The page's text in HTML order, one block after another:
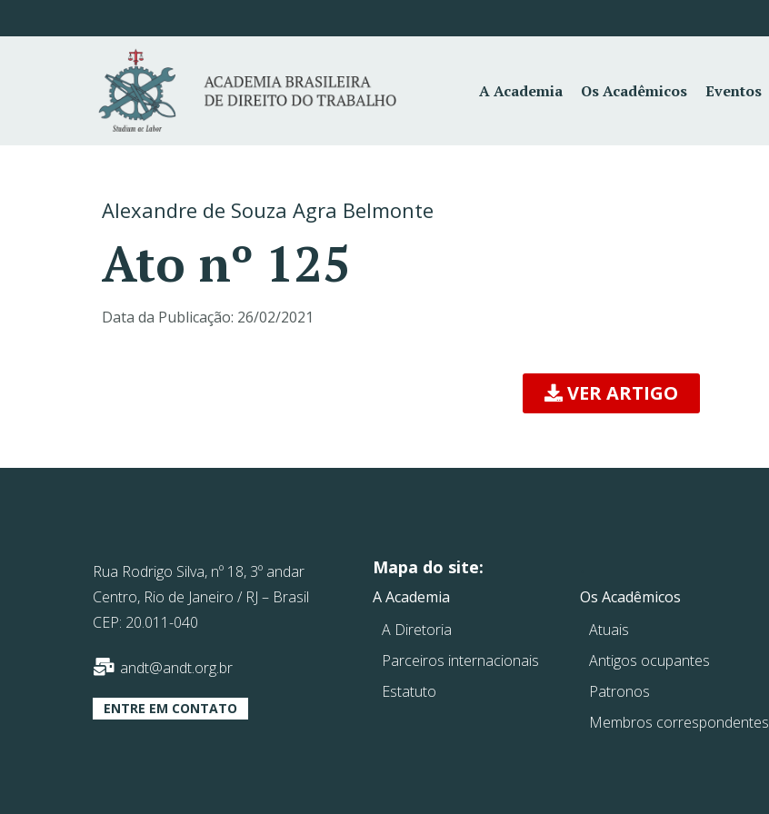
A Academia Os Acadêmicos Eventos
Alexandre de Souza Agra Belmonte
Ato nº 125
Data da Publicação: 26/02/2021
VER ARTIGO
Rua Rodrigo Silva, nº 18, 3º andar
Centro, Rio de Janeiro / RJ – Brasil
CEP: 20.011-040
andt@andt.org.br
ENTRE EM CONTATO
Mapa do site:
A Academia
A Diretoria
Parceiros internacionais
Estatuto
Os Acadêmicos
Atuais
Antigos ocupantes
Patronos
Membros correspondentes